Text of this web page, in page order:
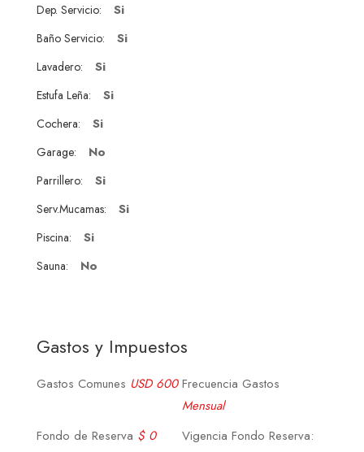
Dep. Servicio: Si
Baño Servicio: Si
Lavadero: Si
Estufa Leña: Si
Cochera: Si
Garage: No
Parrillero: Si
Serv.Mucamas: Si
Piscina: Si
Sauna: No
Gastos y Impuestos
Gastos Comunes USD 600Frecuencia Gastos
Mensual
Fondo de Reserva $ 0
Vigencia Fondo Reserva: